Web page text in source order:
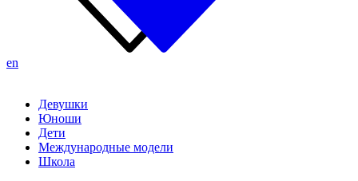
en
Девушки
Юноши
Дети
Международные модели
Школа